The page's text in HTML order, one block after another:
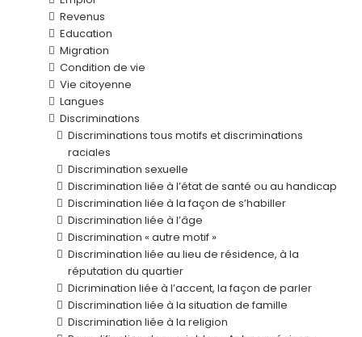
Revenus
Education
Migration
Condition de vie
Vie citoyenne
Langues
Discriminations
Discriminations tous motifs et discriminations
raciales
Discrimination sexuelle
Discrimination liée à l’état de santé ou au handicap
Discrimination liée à la façon de s’habiller
Discrimination liée à l’âge
Discrimination « autre motif »
Discrimination liée au lieu de résidence, à la
réputation du quartier
Dicrimination liée à l’accent, la façon de parler
Discrimination liée à la situation de famille
Discrimination liée à la religion